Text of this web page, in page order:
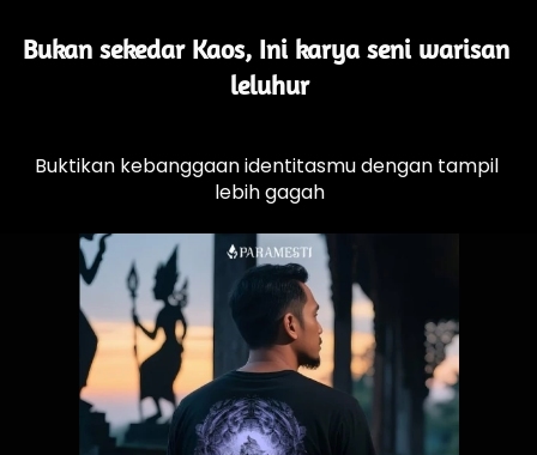
Bukan sekedar Kaos, Ini karya seni warisan
leluhur
Buktikan kebanggaan identitasmu dengan tampil
lebih gagah